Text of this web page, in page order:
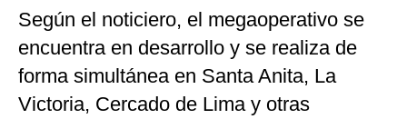
Según el noticiero, el megaoperativo se
encuentra en desarrollo y se realiza de
forma simultánea en Santa Anita, La
Victoria, Cercado de Lima y otras